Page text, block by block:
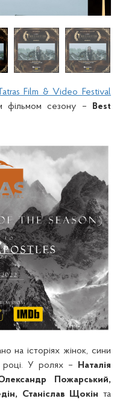
Film & Video Festival
фільмом сезону –
Best
на історіях жінок, сини
році. У ролях –
Наталія
Пожарський,
Станіслав Щокін та